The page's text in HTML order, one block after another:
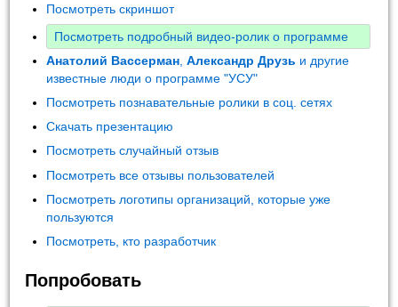
Посмотреть скриншот
Посмотреть подробный видео-ролик о программе
Анатолий Вассерман ,Александр Друзь и другие
известные люди о программе "УСУ"
Посмотреть познавательные ролики в соц. сетях
Скачать презентацию
Посмотреть случайный отзыв
Посмотреть все отзывы пользователей
Посмотреть логотипы организаций, которые уже
пользуются
Посмотреть, кто разработчик
Попробовать